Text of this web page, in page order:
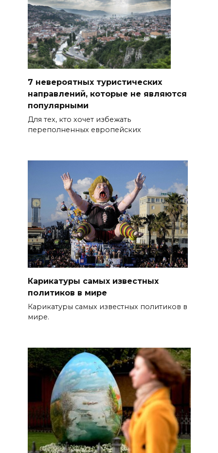
7 невероятных туристических
направлений, которые не являются
популярными
Для тех, кто хочет избежать
переполненных европейских
Карикатуры самых известных
политиков в мире
Карикатуры самых известных политиков в
мире.